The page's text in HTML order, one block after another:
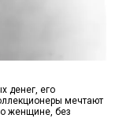
денег, его
мечтают
женщине, без